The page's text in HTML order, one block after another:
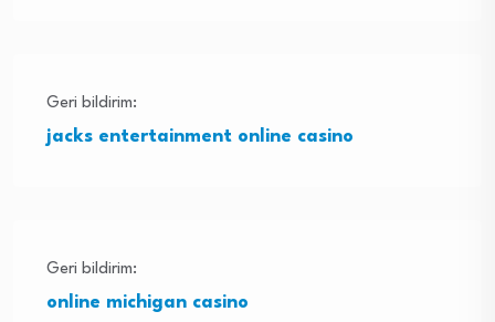
Geri bildirim:
jacks entertainment online casino
Geri bildirim:
online michigan casino